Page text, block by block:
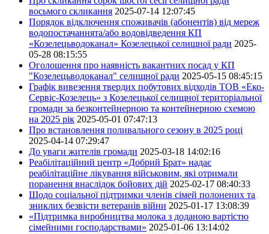
восьмого скликання 2025-07-14 12:07:45
Порядок відключення споживачів (абонентів) від мереж
водопостачаннята/або водовідведення КП
«Козелецьводоканал» Козелецької селищної ради 2025-
05-28 08:15:55
Оголошення про наявність вакантних посад у КП
"Козелецьводоканал" селищної ради 2025-05-15 08:45:15
Графік вивезення твердих побутових відходів ТОВ «Еко-
Сервіс-Козелець» з Козелецької селищної територіальної
громади за безконтейнерною та контейнерною схемою
на 2025 рік 2025-05-01 07:47:13
Про встановлення поливального сезону в 2025 році
2025-04-14 07:29:47
До уваги жителів громади 2025-03-18 14:02:16
Реабілітаційний центр «Добрий Брат» надає
реабілітаційне лікування військовим, які отримали
поранення внаслідок бойових дій 2025-02-17 08:40:33
Щодо соціальної підтримки членів сімей полонених та
зниклих безвісти ветеранів війни 2025-01-17 13:08:39
«Підтримка виробництва молока з доданою вартістю
сімейними господарствами» 2025-01-06 13:14:02